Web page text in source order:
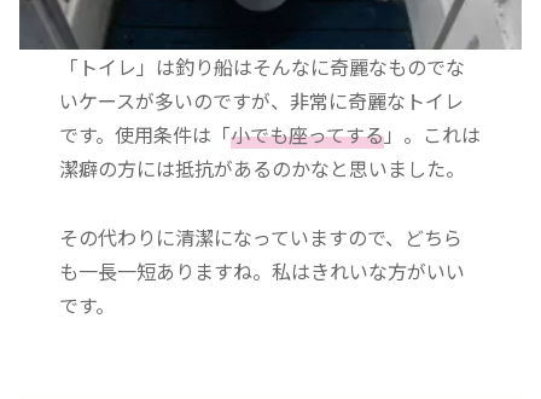
「トイレ」は釣り船はそんなに奇麗なものでな
いケースが多いのですが、非常に奇麗なトイレ
です。使用条件は「小でも座ってする」。これは
潔癖の方には抵抗があるのかなと思いました。
その代わりに清潔になっていますので、どちら
も一長一短ありますね。私はきれいな方がいい
です。